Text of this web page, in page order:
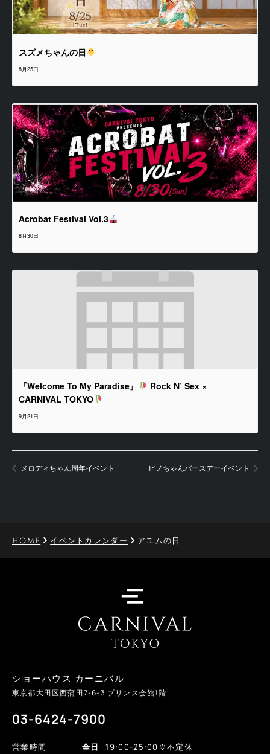
スズメちゃんの日
8月25日
Acrobat Festival Vol.3
8月30日
『Welcome To My Paradise』
Rock N’ Sex ×
CARNIVAL TOKYO
9月21日
メロディちゃん周年イベント ピノちゃんバースデーイベント
HOME イベントカレンダー アユムの日
ショーハウス カーニバル
東京都大田区西蒲田7-6-3 プリンス会館1階
03-6424-7900
営業時間 全日 19:00-25:00 ※不定休